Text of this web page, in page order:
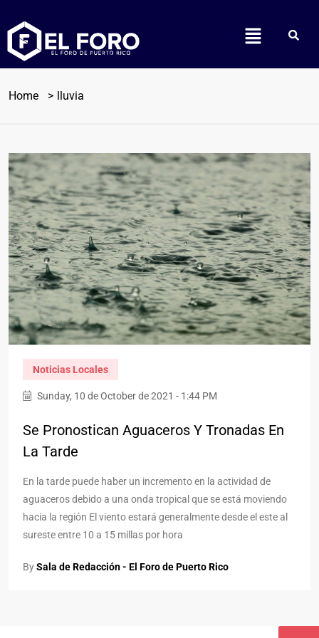
Home lluvia
Noticias Locales
Sunday, 10 de October de 2021 - 1:44 PM
Se Pronostican Aguaceros Y Tronadas En
La Tarde
En la tarde puede haber un incremento en la actividad de
aguaceros debido a una onda tropical que se está moviendo
hacia la región El viento estará generalmente desde el este al
sureste entre 10 a 15 millas por hora
BySala de Redacción - El Foro de Puerto Rico